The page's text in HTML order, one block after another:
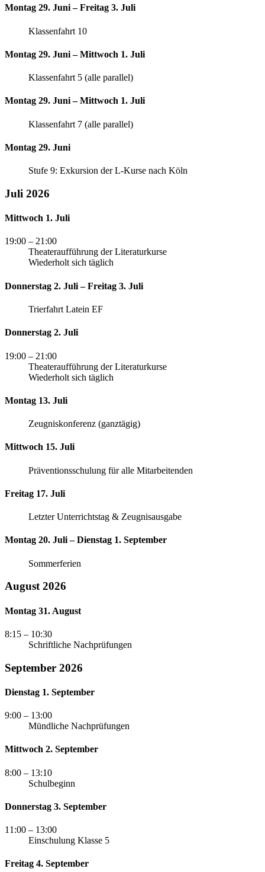
Montag 29. Juni – Freitag 3. Juli
Klassenfahrt 10
Montag 29. Juni – Mittwoch 1. Juli
Klassenfahrt 5 (alle parallel)
Montag 29. Juni – Mittwoch 1. Juli
Klassenfahrt 7 (alle parallel)
Montag 29. Juni
Stufe 9: Exkursion der L-Kurse nach Köln
Juli 2026
Mittwoch 1. Juli
19:00 – 21:00
Theateraufführung der Literaturkurse
Wiederholt sich täglich
Donnerstag 2. Juli – Freitag 3. Juli
Trierfahrt Latein EF
Donnerstag 2. Juli
19:00 – 21:00
Theateraufführung der Literaturkurse
Wiederholt sich täglich
Montag 13. Juli
Zeugniskonferenz (ganztägig)
Mittwoch 15. Juli
Präventionsschulung für alle Mitarbeitenden
Freitag 17. Juli
Letzter Unterrichtstag & Zeugnisausgabe
Montag 20. Juli – Dienstag 1. September
Sommerferien
August 2026
Montag 31. August
8:15 – 10:30
Schriftliche Nachprüfungen
September 2026
Dienstag 1. September
9:00 – 13:00
Mündliche Nachprüfungen
Mittwoch 2. September
8:00 – 13:10
Schulbeginn
Donnerstag 3. September
11:00 – 13:00
Einschulung Klasse 5
Freitag 4. September